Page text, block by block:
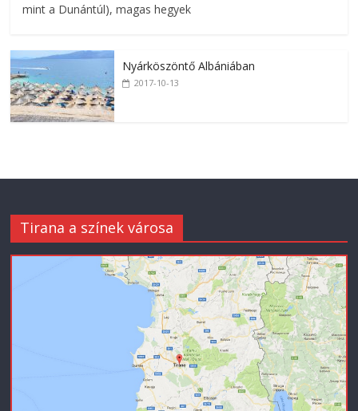
mint a Dunántúl), magas hegyek
Nyárköszöntő Albániában
2017-10-13
Tirana a színek városa